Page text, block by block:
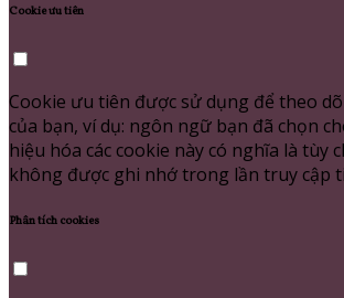
Cookie ưu tiên
Cookie ưu tiên được sử dụng để theo
của bạn, ví dụ: ngôn ngữ bạn đã chọn
hiệu hóa các cookie này có nghĩa là tùy
không được ghi nhớ trong lần truy cập
Phân tích cookies